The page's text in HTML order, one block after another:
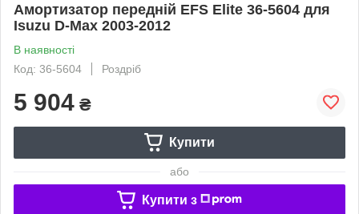
Амортизатор передній EFS Elite 36-5604 для
Isuzu D-Max 2003-2012
В наявності
Код: 36-5604
Роздріб
5 904 ₴
Купити
або
Купити з